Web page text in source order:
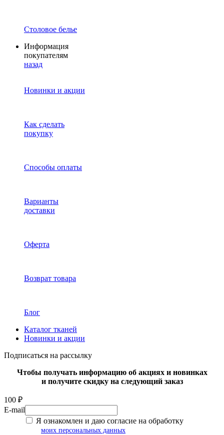
Столовое белье
Информация
покупателям
назад
Новинки и акции
Как сделать
покупку
Способы оплаты
Варианты
доставки
Оферта
Возврат товара
Блог
Каталог тканей
Новинки и акции
Подписаться на рассылку
Чтобы получать информацию об акциях и новинках
и получите скидку на следующий заказ
100 ₽
E-mail
Я ознакомлен и даю согласие на обработку
моих персональных данных